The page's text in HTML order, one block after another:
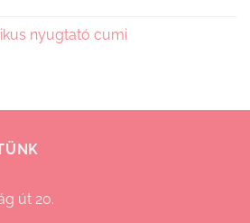
-
nyugtató cumi
út 20.